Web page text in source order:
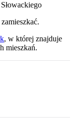
, w której znajduje
mieszkań.